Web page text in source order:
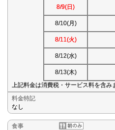
8/9(日)
8/10(月)
8/11(火)
8/12(水)
8/13(木)
上記料金は消費税・サービス料を含み
料金特記
なし
食事